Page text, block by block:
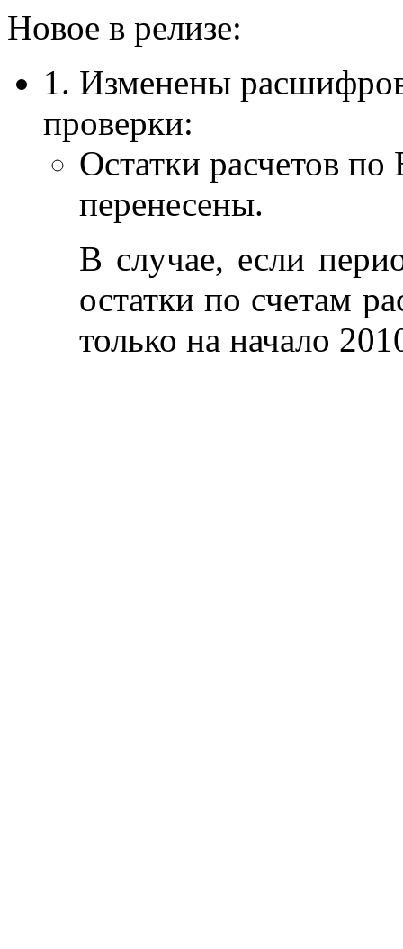
Новое в релизе:
1. Изменены
проверки:
Остатки расчетов
перенесены.
В случае, если
остатки по счетам
только на начало